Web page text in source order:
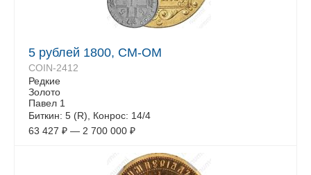
5 рублей 1800, СМ-ОМ
COIN-2412
Редкие
Золото
Павел 1
Биткин: 5 (R), Конрос: 14/4
63 427 ₽ — 2 700 000 ₽